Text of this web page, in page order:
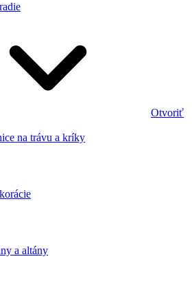
Otvoriť
na trávu a kríky
a altány